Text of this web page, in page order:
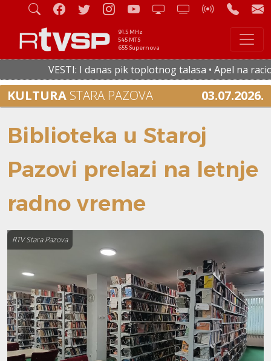
91.5 MHz
545 MTS
655 Supernova
VESTI: I danas pik toplotnog talasa • Apel na
KULTURA STARA PAZOVA 03.07.2026.
Biblioteka u Staroj
Pazovi prelazi na letnje
radno vreme
RTV Stara Pazova